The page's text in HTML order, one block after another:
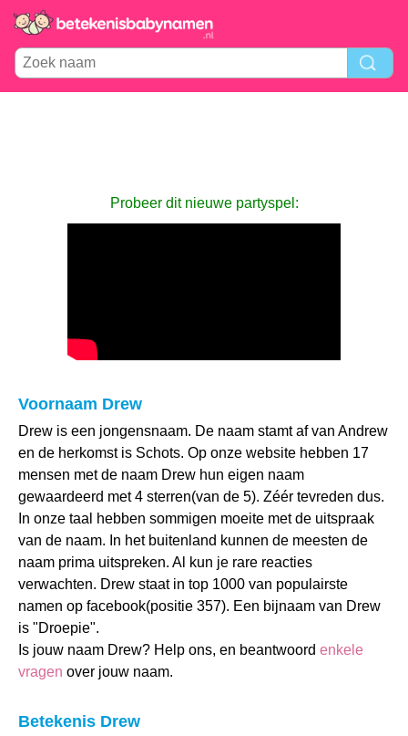
Probeer dit nieuwe partyspel:
Voornaam Drew
Drew is een jongensnaam. De naam stamt af van Andrew
en de herkomst is Schots. Op onze website hebben 17
mensen met de naam Drew hun eigen naam
gewaardeerd met 4 sterren(van de 5). Zéér tevreden dus.
In onze taal hebben sommigen moeite met de uitspraak
van de naam. In het buitenland kunnen de meesten de
naam prima uitspreken. Al kun je rare reacties
verwachten. Drew staat in top 1000 van populairste
namen op facebook(positie 357). Een bijnaam van Drew
is "Droepie".
Is jouw naam Drew? Help ons, en beantwoord enkele
vragen over jouw naam.
Betekenis Drew